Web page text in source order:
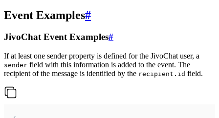
Event Examples#
JivoChat Event Examples#
If at least one sender property is defined for the JivoChat user, a
sender field with this information is added to the event. The
recipient of the message is identified by the recipient.id field.